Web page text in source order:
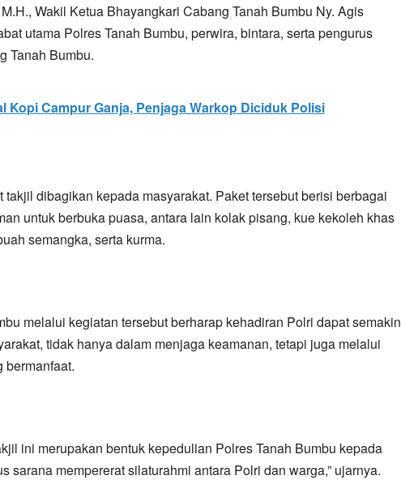
Wakil Ketua Bhayangkari Cabang Tanah Bumbu Ny. Agis
utama Polres Tanah Bumbu, perwira, bintara, serta pengurus
Tanah Bumbu.
Kopi Campur Ganja, Penjaga Warkop Diciduk Polisi
takjil dibagikan kepada masyarakat. Paket tersebut berisi berbagai
untuk berbuka puasa, antara lain kolak pisang, kue kekoleh khas
semangka, serta kurma.
melalui kegiatan tersebut berharap kehadiran Polri dapat semakin
tidak hanya dalam menjaga keamanan, tetapi juga melalui
bermanfaat.
ini merupakan bentuk kepedulian Polres Tanah Bumbu kepada
sarana mempererat silaturahmi antara Polri dan warga,” ujarnya.